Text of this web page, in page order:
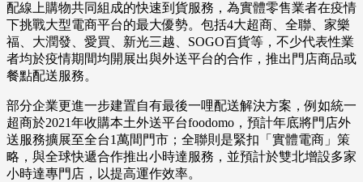
配線上購物共同組成的快速到貨服務，為實體零售業者在疫情
下挑戰大型電商平台的最大優勢。包括4大超商、全聯、家樂
福、大潤發、愛買、新光三越、SOGO百貨等，不少代表性業
者均於疫情期間均開展出與外送平台的合作，推出門店商品或
餐點配送服務。
部分企業更進一步建置自有最後一哩配送解決方案，例如統一
超商於2021年收購本土外送平台foodomo，預計年底將門店外
送服務擴展至全台1萬間門市；全聯則是緊扣「實體電商」策
略，與全球快遞合作推出小時達服務，並預計於雙北增設多家
小時達專門店，以提高運作效率。